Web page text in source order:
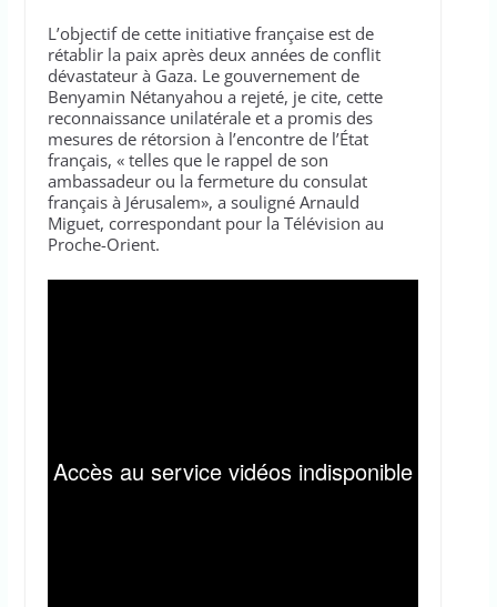
L’objectif de cette initiative française est de
rétablir la paix après deux années de conflit
dévastateur à Gaza. Le gouvernement de
Benyamin Nétanyahou a rejeté, je cite, cette
reconnaissance unilatérale et a promis des
mesures de rétorsion à l’encontre de l’État
français, « telles que le rappel de son
ambassadeur ou la fermeture du consulat
français à Jérusalem», a souligné Arnauld
Miguet, correspondant pour la Télévision au
Proche-Orient.